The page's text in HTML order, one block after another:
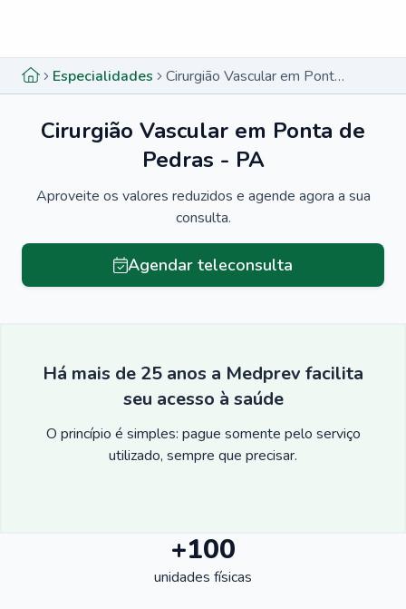
Especialidades Cirurgião Vascular em Ponta de Pedras - PA
Cirurgião Vascular em Ponta de
Pedras - PA
Aproveite os valores reduzidos e agende agora a sua
consulta.
Agendar teleconsulta
Há mais de 25 anos a Medprev facilita
seu acesso à saúde
O princípio é simples: pague somente pelo serviço
utilizado, sempre que precisar.
+100
unidades físicas